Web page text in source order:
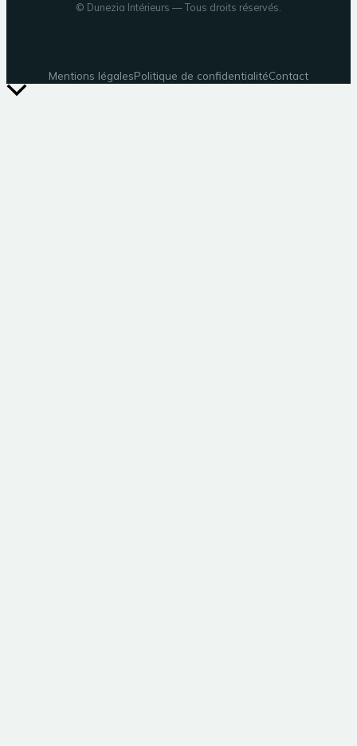
© Dunezia Intérieurs — Tous droits réservés.
Mentions légalesPolitique de confidentialitéContact